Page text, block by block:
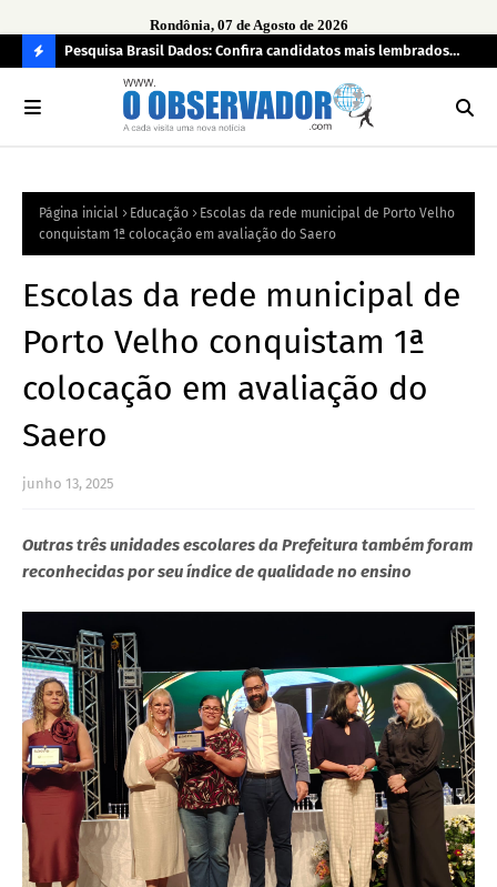
Rondônia, 07 de Agosto de 2026
O
R
Pesquisa Brasil Dados: Confira candidatos mais lembrados
pelo eleitorado de Rondônia para deputado estadual
Página inicial Educação
Escolas da rede municipal de Porto Velho
conquistam 1ª colocação em avaliação do Saero
Escolas da rede municipal de
Porto Velho conquistam 1ª
colocação em avaliação do
Saero
junho 13, 2025
Outras três unidades escolares da Prefeitura também foram
reconhecidas por seu índice de qualidade no ensino